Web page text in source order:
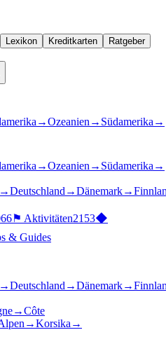
Lexikon Kreditkarten Ratgeber
→Ozeanien → Südamerika →
→Ozeanien → Südamerika →
→Deutschland →Dänemark→
⚑ Aktivitäten2153◆
& Guides
→Deutschland →Dänemark→
→Côte
→Korsika →